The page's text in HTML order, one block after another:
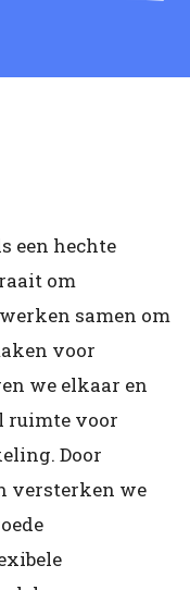
een hechte
om
samen om
voor
we elkaar en
ruimte voor
Door
versterken we